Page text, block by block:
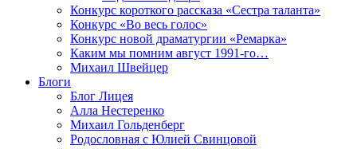
Конкурс короткого рассказа «Сестра таланта»
Конкурс «Во весь голос»
Конкурс новой драматургии «Ремарка»
Каким мы помним август 1991-го…
Михаил Швейцер
Блоги
Блог Лицея
Алла Нестеренко
Михаил Гольденберг
Родословная с Юлией Свинцовой